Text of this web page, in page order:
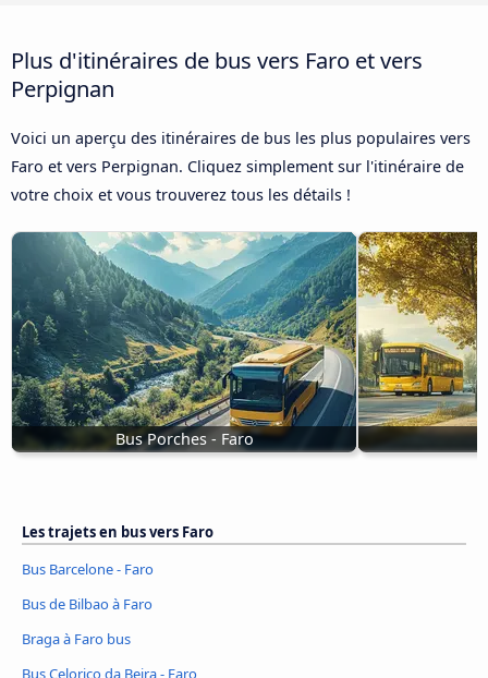
Plus d'itinéraires de bus vers Faro et vers
Perpignan
Voici un aperçu des itinéraires de bus les plus populaires vers
Faro et vers Perpignan. Cliquez simplement sur l'itinéraire de
votre choix et vous trouverez tous les détails !
Bus Porches - Faro
Les trajets en bus vers Faro
Bus Barcelone - Faro
Bus de Bilbao à Faro
Braga à Faro bus
Bus Celorico da Beira - Faro